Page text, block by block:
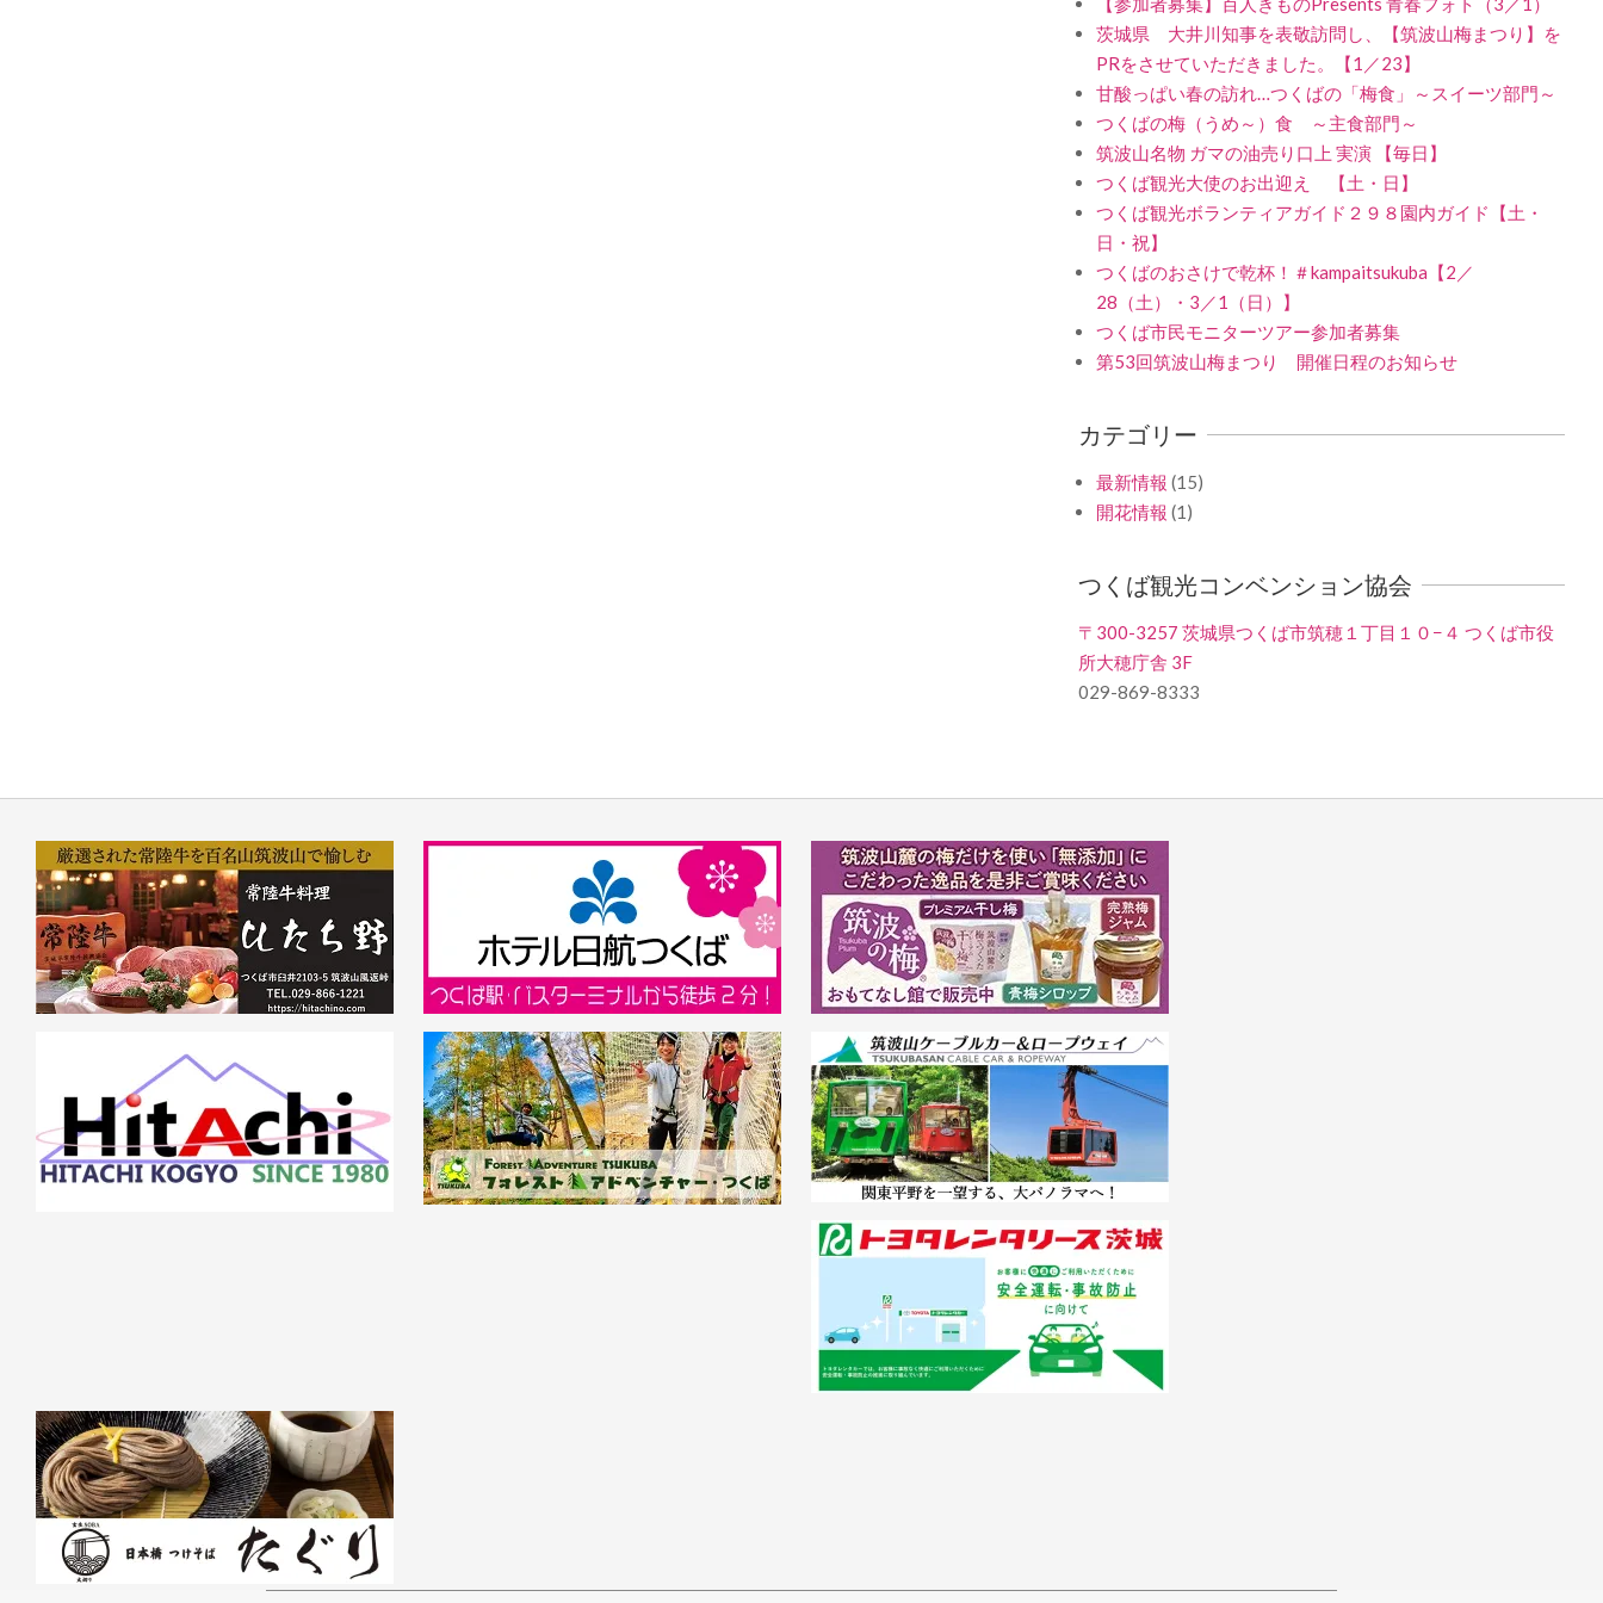
茨城県 大井川知事を表敬訪問し、【筑波山梅まつり】を
PRをさせていただきました。【1／23】
甘酸っぱい春の訪れ…つくばの「梅食」～スイーツ部門～
つくばの梅（うめ～）食 ～主食部門～
筑波山名物 ガマの油売り口上 実演 【毎日】
つくば観光大使のお出迎え 【土・日】
つくば観光ボランティアガイド２９８園内ガイド【土・
日・祝】
つくばのおさけで乾杯！＃kampaitsukuba【2／
28（土）・3／1（日）】
つくば市民モニターツアー参加者募集
第53回筑波山梅まつり 開催日程のお知らせ
カテゴリー
最新情報 (15)
開花情報 (1)
つくば観光コンベンション協会
〒300-3257 茨城県つくば市筑穂１丁目１０−４ つくば市役
所大穂庁舎 3F
029-869-8333